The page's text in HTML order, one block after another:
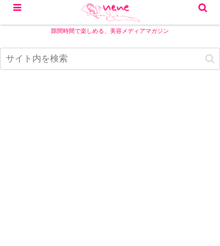
隙間時間で楽しめる、美容メディアマガジン